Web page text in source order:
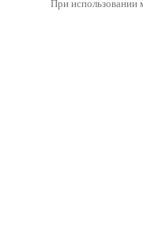
При использовании